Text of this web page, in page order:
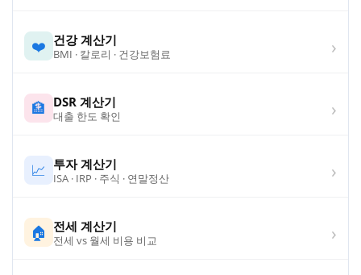
❤️ 건강 계산기
BMI · 칼로리 · 건강보험료 ›
🏦 DSR 계산기
대출 한도 확인 ›
📈 투자 계산기
ISA · IRP · 주식 · 연말정산 ›
🏠 전세 계산기
전세 vs 월세 비용 비교 ›